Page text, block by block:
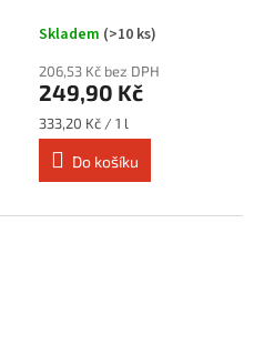
Skladem (>10 ks)
206,53 Kč bez DPH
249,90 Kč
Měrná
cena:
333,20 Kč / 1 l
Do košíku